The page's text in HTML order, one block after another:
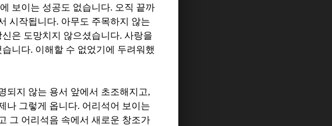
보이는 성공도 없습니다. 오직 끝까
시작됩니다. 아무도 주목하지 않는
신은 도망치지 않으셨습니다. 사랑을
습니다. 이해할 수 없었기에 두려워했
되지 않는 용서 앞에서 초조해지고,
나 그렇게 옵니다. 어리석어 보이는
그 어리석음 속에서 새로운 창조가